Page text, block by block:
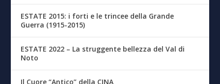
ESTATE 2015: i forti e le trincee della Grande
Guerra (1915-2015)
ESTATE 2022 – La struggente bellezza del Val di
Noto
Il Cuore “Antico” della CINA